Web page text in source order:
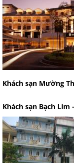
Khách sạn Mường
Khách sạn Bạch